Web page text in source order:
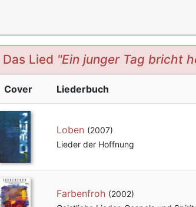
Das Lied "Ein junger Tag bricht
Cover Liederbuch
Loben (2007)
Lieder der Hoffnung
Farbenfroh (2002)